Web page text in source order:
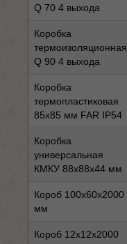
Q 70 4 выхода
Коробка
термоизоляционная
Q 90 4 выхода
Коробка
термопластиковая
85x85 мм FAR IP54
Коробка
универсальная
КМКУ 88x88x44 мм
Короб 100x60x2000
мм
Короб 12x12x2000